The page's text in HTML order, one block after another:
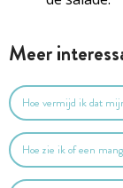
Meer
Hoe vermijd ik dat
Hoe zie ik of een